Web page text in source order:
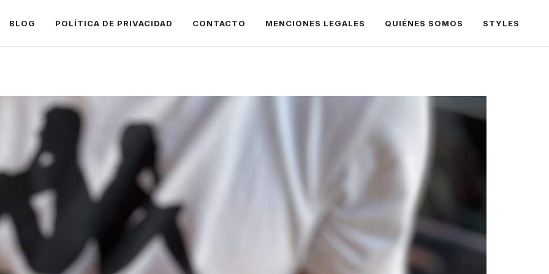
BLOG POLÍTICA DE PRIVACIDAD CONTACTO MENCIONES LEGALES QUIÉNES SOMOS STYLES